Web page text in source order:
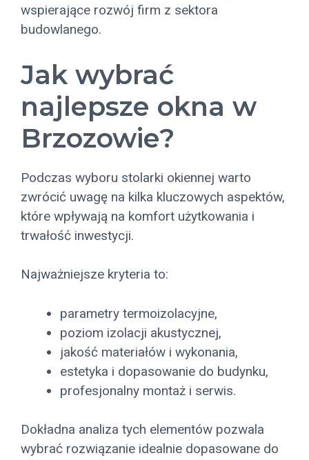
wspierające rozwój firm z sektora
budowlanego.
Jak wybrać
najlepsze okna w
Brzozowie?
Podczas wyboru stolarki okiennej warto
zwrócić uwagę na kilka kluczowych aspektów,
które wpływają na komfort użytkowania i
trwałość inwestycji.
Najważniejsze kryteria to:
parametry termoizolacyjne,
poziom izolacji akustycznej,
jakość materiałów i wykonania,
estetyka i dopasowanie do budynku,
profesjonalny montaż i serwis.
Dokładna analiza tych elementów pozwala
wybrać rozwiązanie idealnie dopasowane do